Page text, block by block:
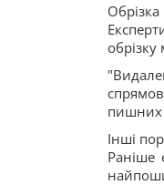
Обрізка
пишних
Інші
Раніше